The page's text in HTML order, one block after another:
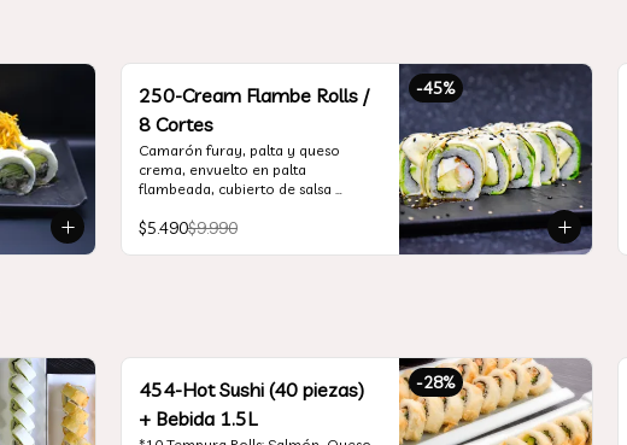
-45%
250-Cream Flambe Rolls /
8 Cortes
Camarón furay, palta y queso
crema, envuelto en palta
flambeada, cubierto de salsa
de sesamo.
$5.490$9.990
-28%
454-Hot Sushi (40 piezas)
+ Bebida 1.5L